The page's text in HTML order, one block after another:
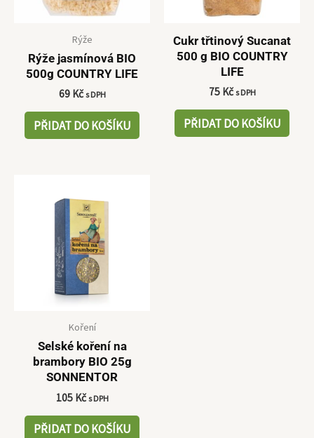
Rýže
Rýže jasmínová BIO
500g COUNTRY LIFE
69 Kč s DPH
PŘIDAT DO KOŠÍKU
Cukr třtinový Sucanat
500 g BIO COUNTRY
LIFE
75 Kč s DPH
PŘIDAT DO KOŠÍKU
Koření
Selské koření na
brambory BIO 25g
SONNENTOR
105 Kč s DPH
PŘIDAT DO KOŠÍKU